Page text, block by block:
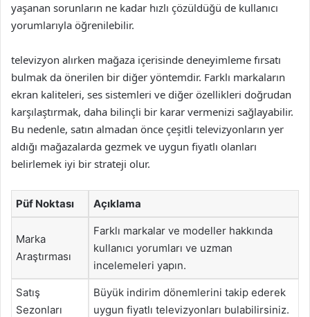
yaşanan sorunların ne kadar hızlı çözüldüğü de kullanıcı
yorumlarıyla öğrenilebilir.
televizyon alırken mağaza içerisinde deneyimleme fırsatı
bulmak da önerilen bir diğer yöntemdir. Farklı markaların
ekran kaliteleri, ses sistemleri ve diğer özellikleri doğrudan
karşılaştırmak, daha bilinçli bir karar vermenizi sağlayabilir.
Bu nedenle, satın almadan önce çeşitli televizyonların yer
aldığı mağazalarda gezmek ve uygun fiyatlı olanları
belirlemek iyi bir strateji olur.
Püf Noktası Açıklama
Marka
Araştırması
Farklı markalar ve modeller hakkında
kullanıcı yorumları ve uzman
incelemeleri yapın.
Satış
Sezonları
Büyük indirim dönemlerini takip ederek
uygun fiyatlı televizyonları bulabilirsiniz.